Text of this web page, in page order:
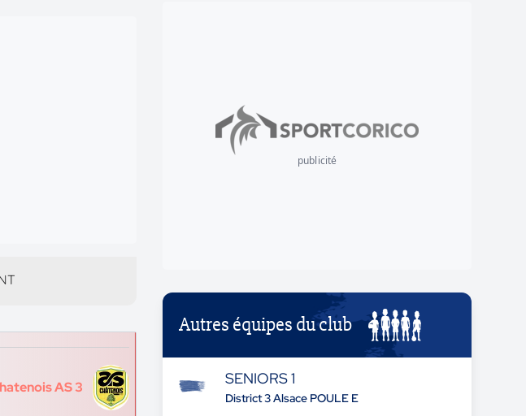
AS 3
publicité
Autres équipes du club
SENIORS 1
District 3 Alsace POULE E